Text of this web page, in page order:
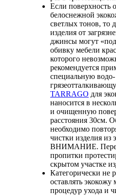
Если поверхность
белоснежной
светлых тонов, то
изделия от
джинсы могут
обивку мебели
которого
рекомендуется
специальную
TARRAGO для
наносится в
и очищенную
расстояния 30см.
необходимо
чистки изделия из
ВНИМАНИЕ.
пропитки
скрытом участке
Категорически не
оставлять экокожу
процедур ухода и